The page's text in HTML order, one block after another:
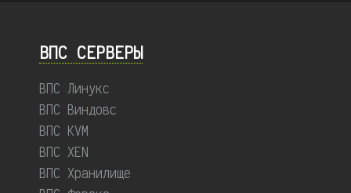
ВПС СЕРВЕРЫ
ВПС Линукс
ВПС Виндовс
ВПС KVM
ВПС XEN
ВПС Хранилище